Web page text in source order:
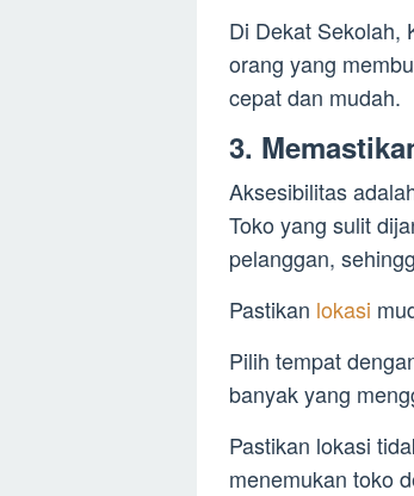
Di Dekat Sekolah,
orang yang
cepat dan mudah.
3.
Aksesibilitas
Toko yang sulit
pelanggan,
Pastikan lokasi
Pilih tempat
banyak yang
Pastikan lokasi
menemukan toko